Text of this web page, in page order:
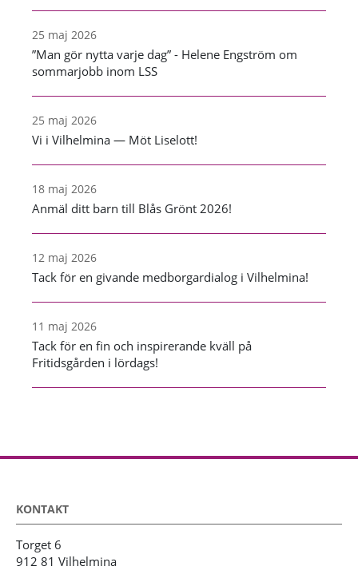
25 maj 2026
”Man gör nytta varje dag” - Helene Engström om
sommarjobb inom LSS
25 maj 2026
Vi i Vilhelmina — Möt Liselott!
18 maj 2026
Anmäl ditt barn till Blås Grönt 2026!
12 maj 2026
Tack för en givande medborgardialog i Vilhelmina!
11 maj 2026
Tack för en fin och inspirerande kväll på
Fritidsgården i lördags!
KONTAKT
Torget 6
912 81 Vilhelmina